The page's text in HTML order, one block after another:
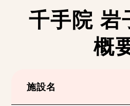
千手院 岩
概
施設名